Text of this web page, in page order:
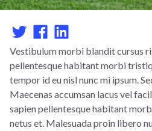
Vestibulum morbi blandit cursus
pellentesque habitant morbi
tempor id eu nisl nunc mi ipsum.
Maecenas accumsan lacus vel
sapien pellentesque habitant
netus et. Malesuada proin libero